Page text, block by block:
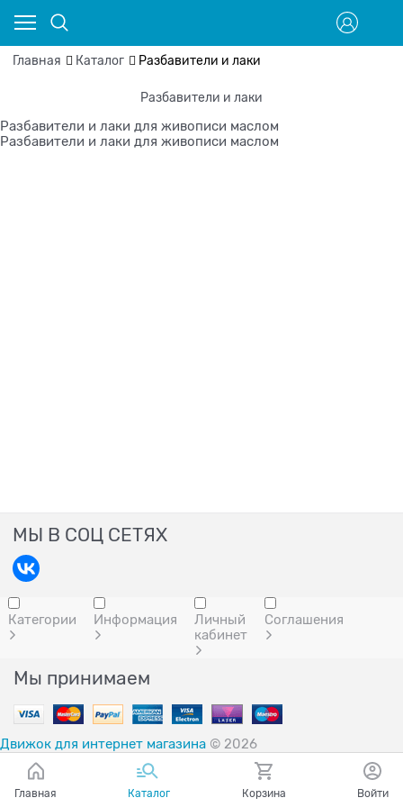
Главная Каталог Разбавители и лаки
Разбавители и лаки
Разбавители и лаки для живописи маслом
Разбавители и лаки для живописи маслом
МЫ В СОЦ СЕТЯХ
Категории Информация
Личный
кабинет
Соглашения
Мы принимаем
Движок для интернет магазина © 2026
Главная Каталог Корзина Войти